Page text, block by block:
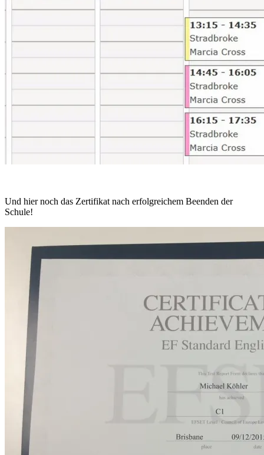
Und hier noch das Zertifikat nach erfolgreichem Beenden der
Schule!